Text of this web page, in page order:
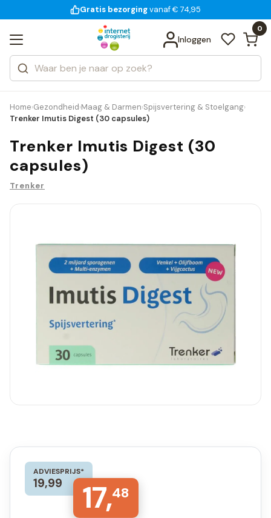
voor 18:00 uur besteld
Gratis bezorging
14 dagen bedenktijd
Inloggen
0
Zoeken
Categorieën
Merken
Bekijk alle resultaten
Home›Gezondheid›Maag & Darmen›Spijsvertering & Stoelgang›
Trenker Imutis Digest (30 capsules)
Trenker Imutis Digest (30
capsules)
Trenker
ADVIESPRIJS*
19,99 17,48